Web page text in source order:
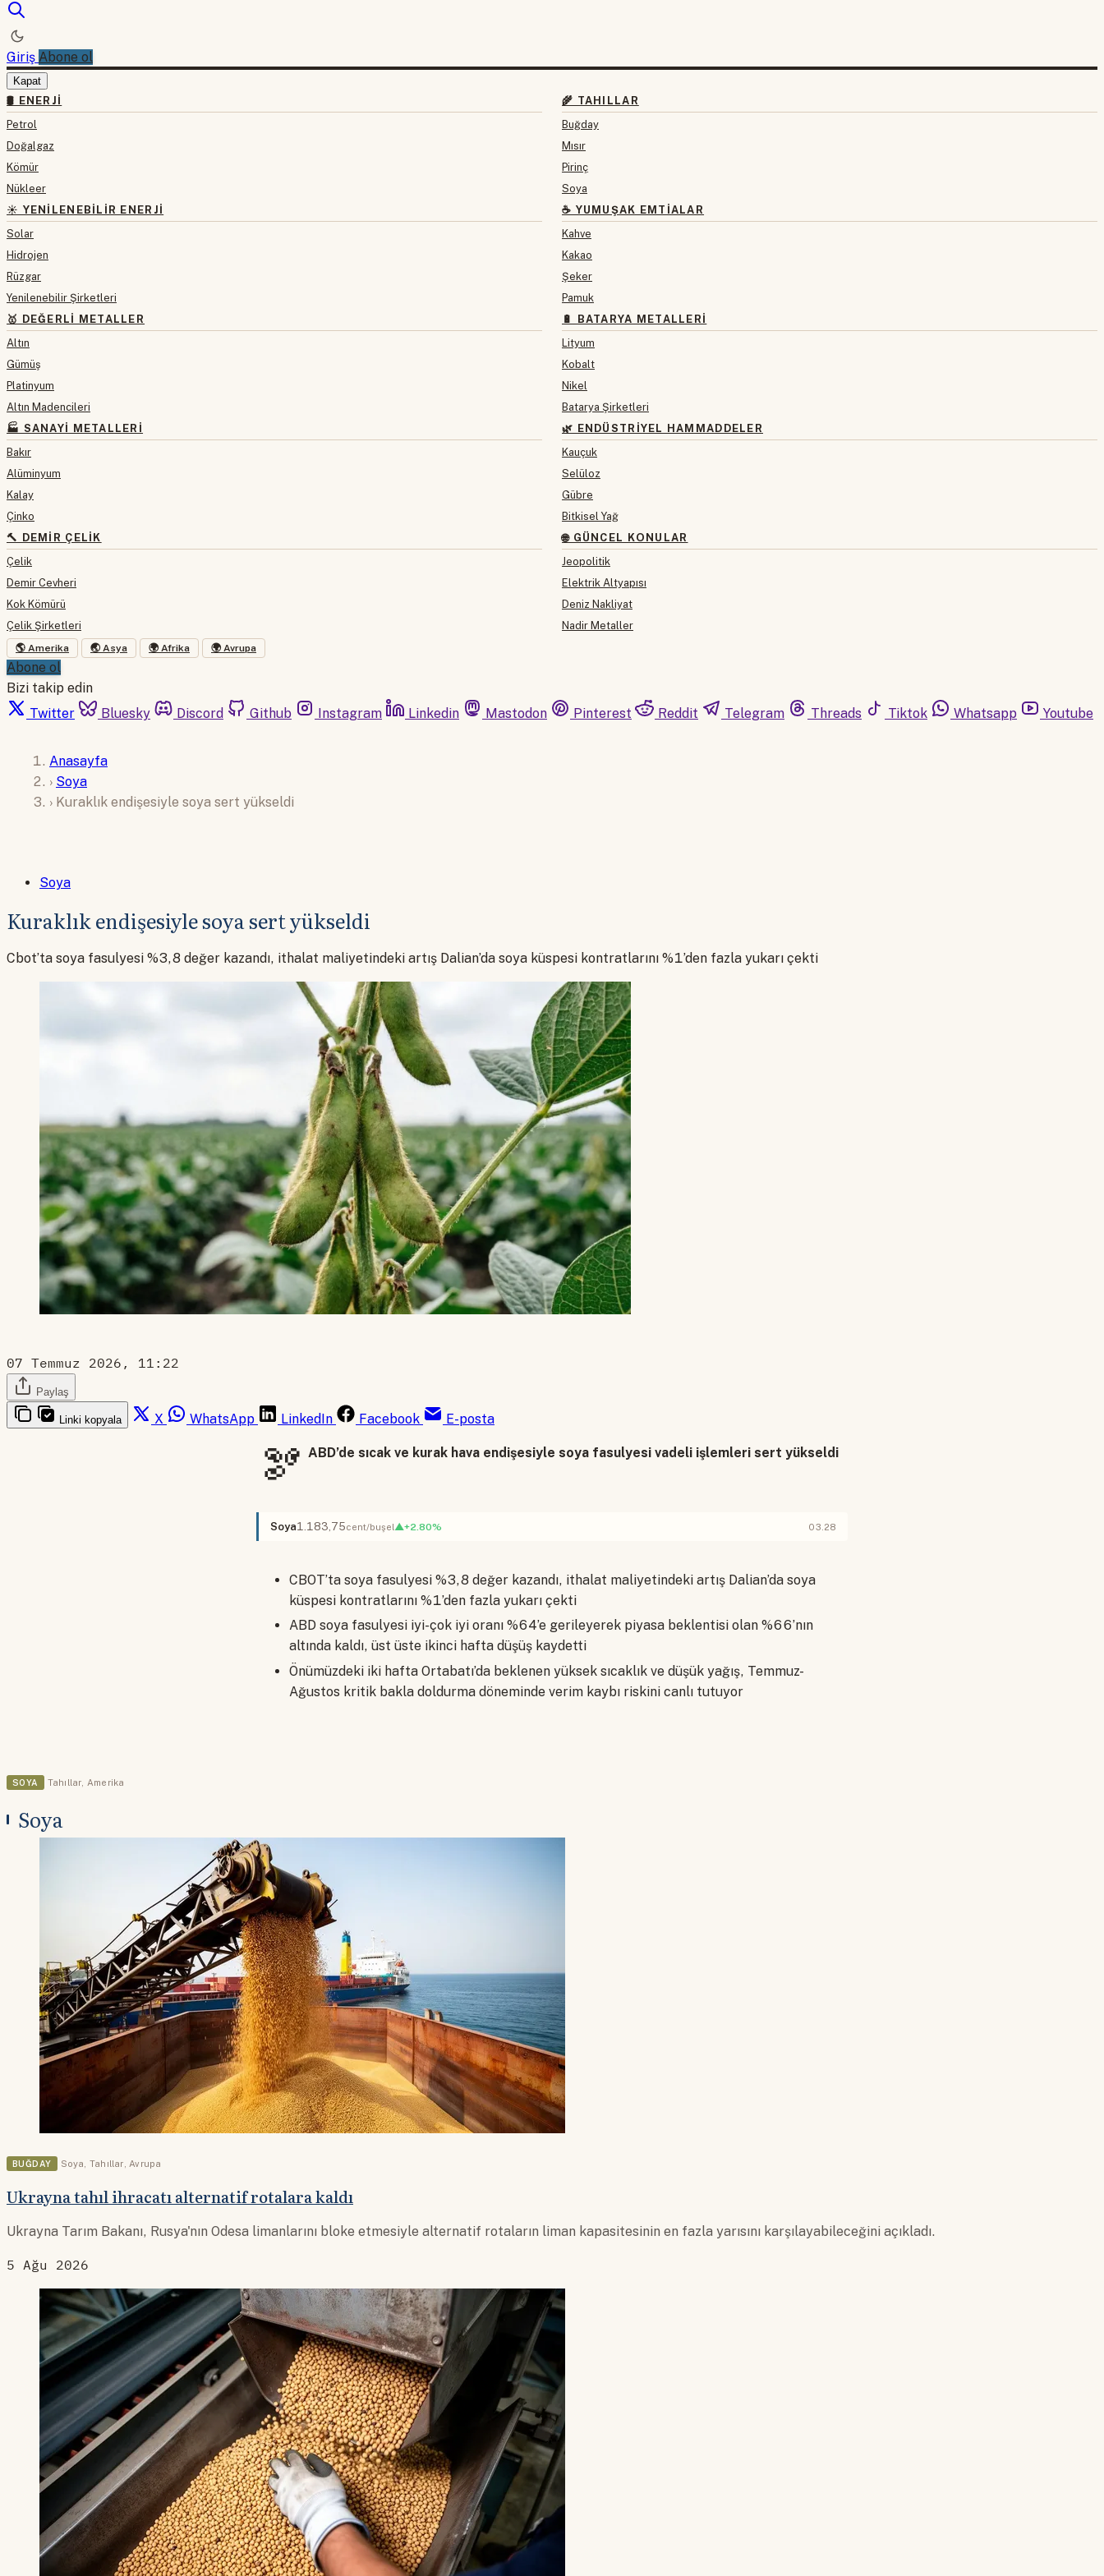
Giriş Abone ol
Kapat
🛢 ENERJI
Petrol
Doğalgaz
Kömür
Nükleer
☀️ YENILENEBILIR ENERJI
Solar
Hidrojen
Rüzgar
Yenilenebilir Şirketleri
🥇 DEĞERLI METALLER
Altın
Gümüş
Platinyum
Altın Madencileri
🏭 SANAYI METALLERI
Bakır
Alüminyum
Kalay
Çinko
🔨 DEMIR ÇELIK
Çelik
Demir Cevheri
Kok Kömürü
Çelik Şirketleri
🌾 TAHILLAR
Buğday
Mısır
Pirinç
Soya
☕ YUMUŞAK EMTIALAR
Kahve
Kakao
Şeker
Pamuk
🔋 BATARYA METALLERI
Lityum
Kobalt
Nikel
Batarya Şirketleri
🌿 ENDÜSTRIYEL HAMMADDELER
Kauçuk
Selüloz
Gübre
Bitkisel Yağ
🌐 GÜNCEL KONULAR
Jeopolitik
Elektrik Altyapısı
Deniz Nakliyat
Nadir Metaller
🌎 Amerika 🌏 Asya 🌍 Afrika 🌍 Avrupa
Abone ol
Bizi takip edin
Twitter
Bluesky Discord Github Instagram Linkedin Mastodon Pinterest Reddit Telegram Threads Tiktok Whatsapp Youtube
Anasayfa
› Soya
› Kuraklık endişesiyle soya sert yükseldi
Soya
Kuraklık endişesiyle soya sert yükseldi
Cbot’ta soya fasulyesi %3,8 değer kazandı, ithalat maliyetindeki artış Dalian’da soya küspesi kontratlarını %1’den fazla yukarı çekti
07 Temmuz 2026, 11:22
Paylaş
Linki kopyala X WhatsApp LinkedIn Facebook E-posta
🫘 ABD’de sıcak ve kurak hava endişesiyle soya fasulyesi vadeli işlemleri sert yükseldi
Soya1.183,75cent/buşel▲+2.80% 03.28
CBOT’ta soya fasulyesi %3,8 değer kazandı, ithalat maliyetindeki artış Dalian’da soya
küspesi kontratlarını %1’den fazla yukarı çekti
ABD soya fasulyesi iyi-çok iyi oranı %64’e gerileyerek piyasa beklentisi olan %66’nın
altında kaldı, üst üste ikinci hafta düşüş kaydetti
Önümüzdeki iki hafta Ortabatı’da beklenen yüksek sıcaklık ve düşük yağış, Temmuz-
Ağustos kritik bakla doldurma döneminde verim kaybı riskini canlı tutuyor
SOYA Tahıllar Amerika
Soya
BUĞDAY Soya Tahıllar Avrupa
Ukrayna tahıl ihracatı alternatif rotalara kaldı
Ukrayna Tarım Bakanı, Rusya'nın Odesa limanlarını bloke etmesiyle alternatif rotaların liman kapasitesinin en fazla yarısını karşılayabileceğini açıkladı.
5 Ağu 2026